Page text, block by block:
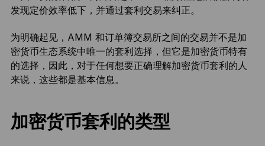
发现定价效率低下，并通过套利交易来纠正。
为明确起见，AMM 和订单簿交易所之间的交易并不是加
密货币生态系统中唯一的套利选择，但它是加密货币特有
的选择，因此，对于任何想要正确理解加密货币套利的人
来说，这些都是基本信息。
加密货币套利的类型